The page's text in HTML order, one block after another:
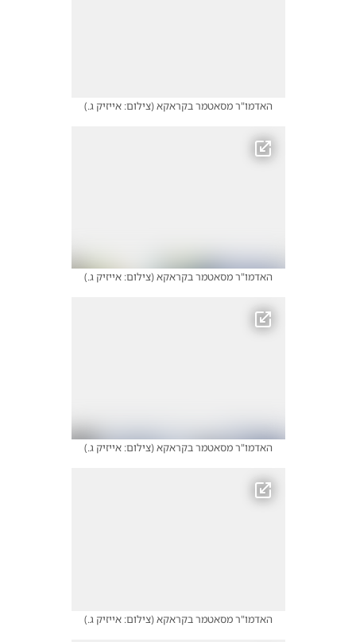
האדמו"ר מסאטמר בקראקא(צילום: אייזיק ג.)
האדמו"ר מסאטמר בקראקא(צילום: אייזיק ג.)
האדמו"ר מסאטמר בקראקא(צילום: אייזיק ג.)
האדמו"ר מסאטמר בקראקא(צילום: אייזיק ג.)